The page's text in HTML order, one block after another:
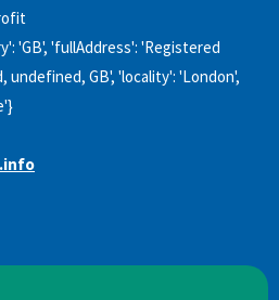
'GB', 'fullAddress': 'Registered
undefined, GB', 'locality': 'London',